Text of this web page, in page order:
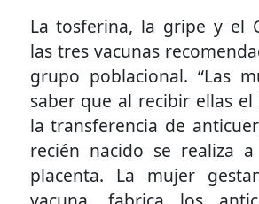
La tosferina, la gripe y el
las tres vacunas
grupo poblacional. “Las
saber que al recibir ellas
la transferencia de
recién nacido se realiza
placenta. La mujer